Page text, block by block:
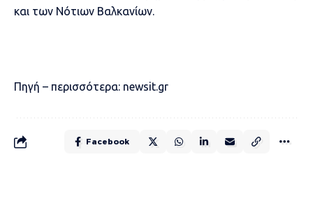
και των Νότιων Βαλκανίων.
Πηγή – περισσότερα: newsit.gr
Facebook